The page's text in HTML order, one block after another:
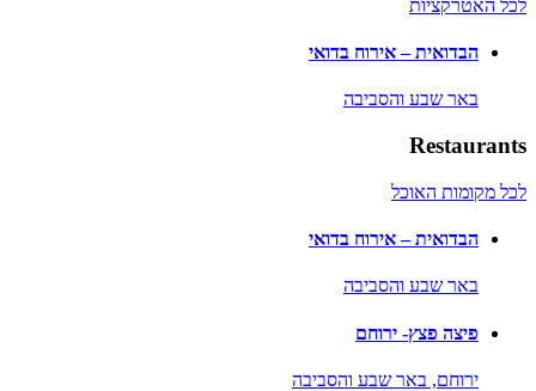
לכל האטרקציות
הבדואית – אירוח בדואי
באר שבע והסביבה
Restaurants
לכל מקומות האוכל
הבדואית – אירוח בדואי
באר שבע והסביבה
פיצה פצץ- ירוחם
ירוחם, באר שבע והסביבה